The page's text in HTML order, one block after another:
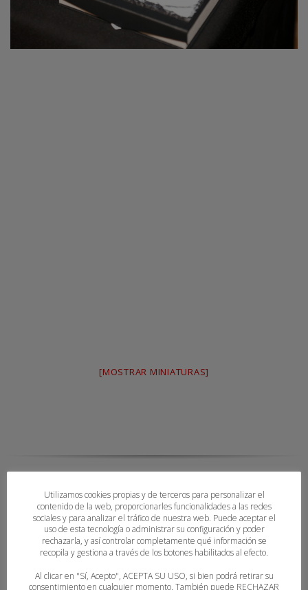
[MOSTRAR MINIATURAS]
SECCIONES
COMPETICIONES
Utilizamos cookies propias y de terceros para personalizar el
contenido de la web, proporcionarles funcionalidades a las redes
sociales y para analizar el tráfico de nuestra web. Puede aceptar el
uso de esta tecnología o administrar su configuración y poder
rechazarla, y así controlar completamente qué información se
recopila y gestiona a través de los botones habilitados al efecto.
Al clicar en "Sí, Acepto", ACEPTA SU USO, si bien podrá retirar su
consentimiento en cualquier momento. También puede RECHAZAR